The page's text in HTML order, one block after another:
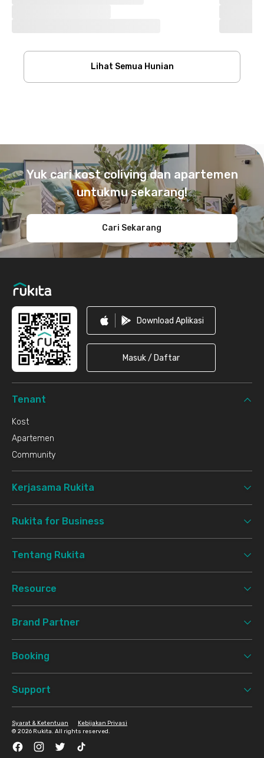
Lihat Semua Hunian
Yuk cari kost coliving dan apartemen
untukmu sekarang!
Cari Sekarang
Download Aplikasi
Masuk / Daftar
Tenant
Kost
Apartemen
Community
Kerjasama Rukita
Rukita for Business
Tentang Rukita
Resource
Brand Partner
Booking
Support
© 2026 Rukita. All rights reserved.
Syarat & Ketentuan Kebijakan Privasi
FacebookInstagramTwitter TikTok